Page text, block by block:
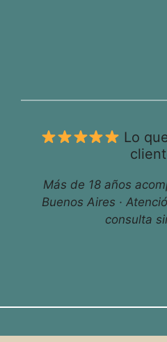
Lo
Más de 18 años
Buenos Aires ·
consulta